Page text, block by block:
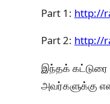
Part 1: http://
Part 2: http://
இந்தக் கட்டுரை
அவர்களுக்கு